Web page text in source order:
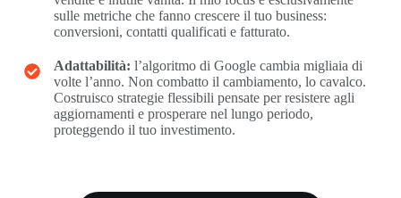
sulle metriche che fanno crescere il tuo business:
conversioni, contatti qualificati e fatturato.
Adattabilità: l’algoritmo di Google cambia migliaia di
volte l’anno. Non combatto il cambiamento, lo cavalco.
Costruisco strategie flessibili pensate per resistere agli
aggiornamenti e prosperare nel lungo periodo,
proteggendo il tuo investimento.